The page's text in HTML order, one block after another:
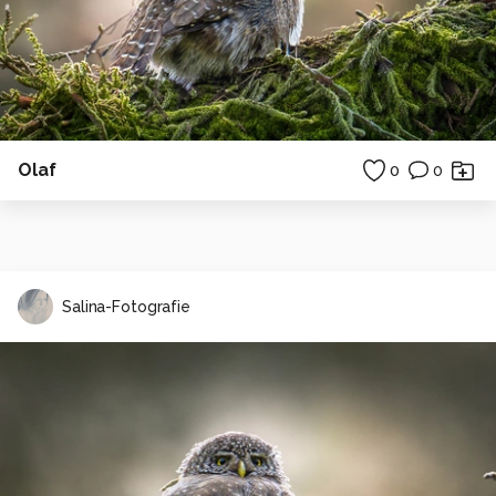
Olaf 0 0
Salina-Fotografie